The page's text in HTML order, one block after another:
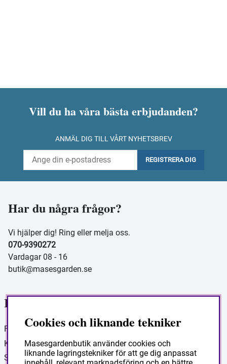
Vill du ha våra bästa erbjudanden?
ANMÄL DIG TILL VÅRT NYHETSBREV
REGISTRERA DIG
Har du några frågor?
Vi hjälper dig! Ring eller melja oss.
070-9390272
Vardagar 08 - 16
butik@masesgarden.se
Information
Frakt och leverans
Köpvillkor
Så handlar du
Cookies och liknande tekniker
Masesgardenbutik använder cookies och
liknande lagringstekniker för att ge dig anpassat